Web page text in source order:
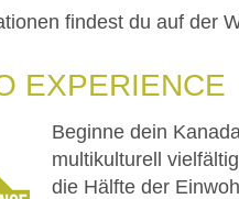
findest du auf der
EXPERIENCE
Beginne dein
multikulturell
die Hälfte der